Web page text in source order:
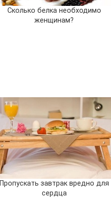
Сколько белка необходимо
женщинам?
Пропускать завтрак вредно для
сердца